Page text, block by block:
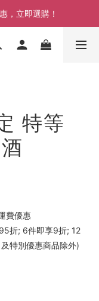
，立即選購！
，立即選購！
，立即選購！
特等
費優惠
折; 6件即享9折; 12
特別優惠商品除外)